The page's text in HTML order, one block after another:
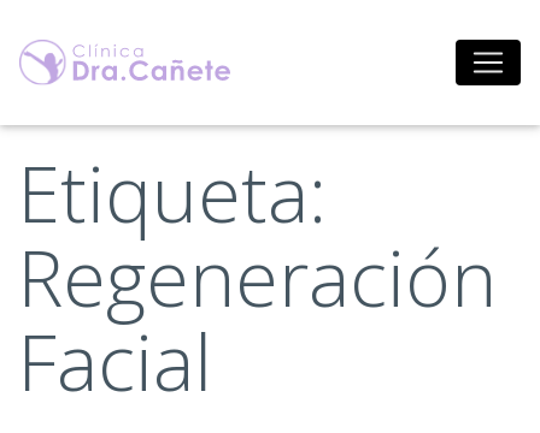
contenido
Etiqueta:
Regeneración
Facial